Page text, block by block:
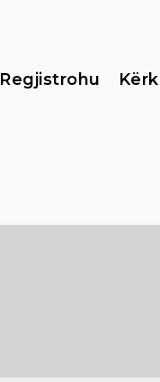
Regjistrohu